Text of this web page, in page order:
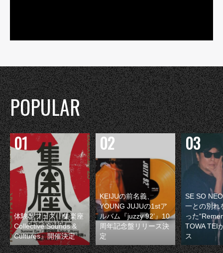
POPULAR
体験型フェス『集楽座
Collective Sounds &
Cultures』開催決定
KEIJUの前名義、
YOUNG JUJUの1stア
ルバム『juzzy 92’』10
周年記念盤リリース決
定
SE SO
一との別れ
った
TOWA TEI
ス